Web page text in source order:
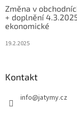
Změna v
+ doplnění
ekonomické
19.2.2025
Kontakt
info@jatymy.cz